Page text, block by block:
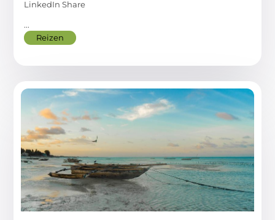
LinkedIn Share
...
Reizen